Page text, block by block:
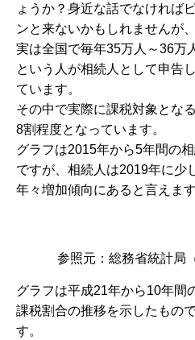
ょうか？身近な話でなければ
ンと来ないかもしれませんが、
実は全国で毎年35万人～36万
という人が相続人として申告し
ています。
その中で実際に課税対象とな
8割程度となっています。
グラフは2015年から5年間の
ですが、相続人は2019年に少
年々増加傾向にあると言えます
参照元：総務省統計局
グラフは平成21年から10年間
課税割合の推移を示したもの
す。